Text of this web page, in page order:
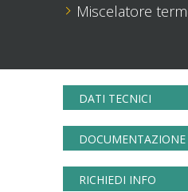
Miscelatore
DATI TECNICI
DOCUMENTAZIONE
RICHIEDI INFO